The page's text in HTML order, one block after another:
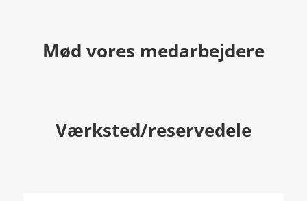
Mød vores medarbejdere
Værksted/reservedele